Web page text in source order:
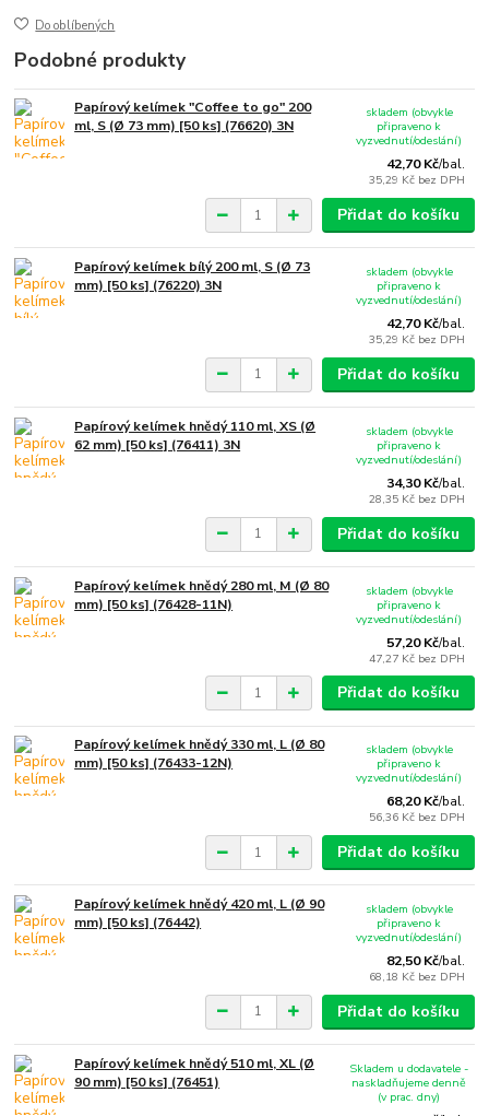
Do oblíbených
Podobné produkty
Papírový kelímek "Coffee to go" 200
ml, S (Ø 73 mm) [50 ks] (76620) 3N
42,70 Kč/bal.
35,29 Kč bez DPH
skladem (obvykle
připraveno k
vyzvednutí/odeslání)
Přidat do košíku
Papírový kelímek bílý 200 ml, S (Ø 73
mm) [50 ks] (76220) 3N
42,70 Kč/bal.
35,29 Kč bez DPH
skladem (obvykle
připraveno k
vyzvednutí/odeslání)
Přidat do košíku
Papírový kelímek hnědý 110 ml, XS (Ø
62 mm) [50 ks] (76411) 3N
34,30 Kč/bal.
28,35 Kč bez DPH
skladem (obvykle
připraveno k
vyzvednutí/odeslání)
Přidat do košíku
Papírový kelímek hnědý 280 ml, M (Ø 80
mm) [50 ks] (76428-11N)
57,20 Kč/bal.
47,27 Kč bez DPH
skladem (obvykle
připraveno k
vyzvednutí/odeslání)
Přidat do košíku
Papírový kelímek hnědý 330 ml, L (Ø 80
mm) [50 ks] (76433-12N)
68,20 Kč/bal.
56,36 Kč bez DPH
skladem (obvykle
připraveno k
vyzvednutí/odeslání)
Přidat do košíku
Papírový kelímek hnědý 420 ml, L (Ø 90
mm) [50 ks] (76442)
82,50 Kč/bal.
68,18 Kč bez DPH
skladem (obvykle
připraveno k
vyzvednutí/odeslání)
Přidat do košíku
Papírový kelímek hnědý 510 ml, XL (Ø
90 mm) [50 ks] (76451)
Skladem u dodavatele -
naskladňujeme denně
(v prac. dny)